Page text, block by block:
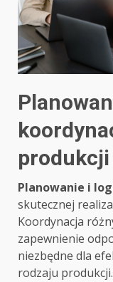
Planowanie i
skutecznej
Koordynacja
zapewnienie
niezbędne dla
rodzaju produkcji.